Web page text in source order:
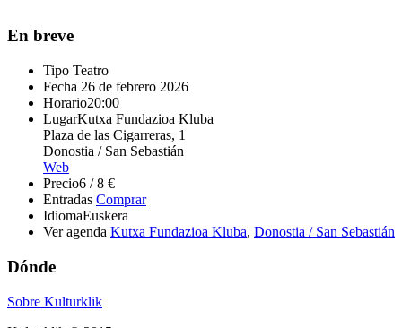
En breve
Tipo Teatro
Fecha 26 de febrero 2026
Horario20:00
LugarKutxa Fundazioa Kluba
Plaza de las Cigarreras, 1
Donostia / San Sebastián
Web
Precio6 / 8 €
Entradas Comprar
IdiomaEuskera
Ver agenda Kutxa Fundazioa Kluba, Donostia / San Sebastián
Dónde
Sobre Kulturklik